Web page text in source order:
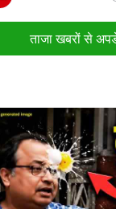
ताजा खबरों से